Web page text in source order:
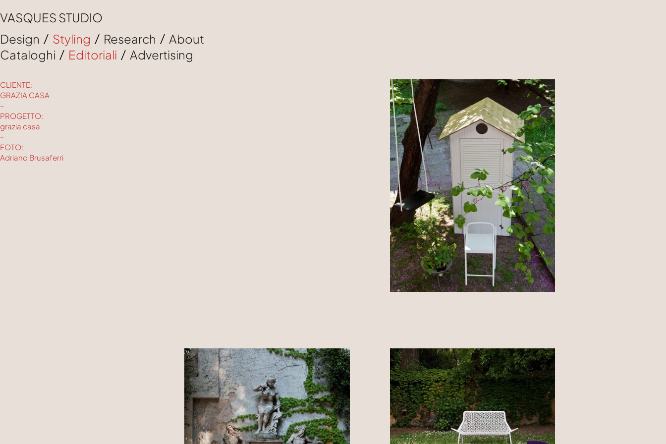
VASQUES STUDIO
Design / Styling / Research / About
Cataloghi / Editoriali / Advertising
CLIENTE:
GRAZIA CASA
–
PROGETTO:
grazia casa
–
FOTO:
Adriano Brusaferri